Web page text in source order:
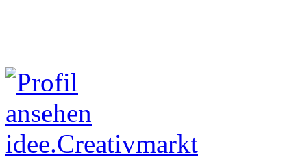
idee.Creativmarkt